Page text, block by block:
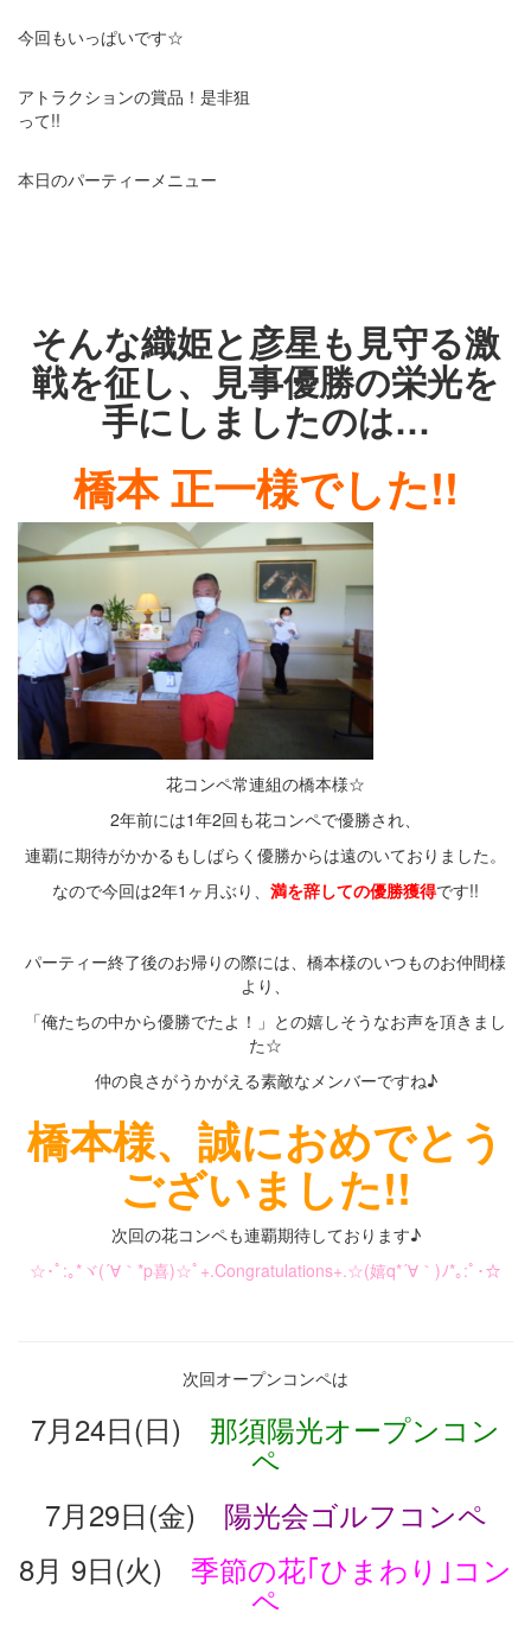
今回もいっぱいです☆
アトラクションの賞品！是非狙
って!!
本日のパーティーメニュー
そんな織姫と彦星も見守る激
戦を征し、見事優勝の栄光を
手にしましたのは…
橋本 正一様でした!!
花コンペ常連組の橋本様☆
2年前には1年2回も花コンペで優勝され、
連覇に期待がかかるもしばらく優勝からは遠のいておりました。
なので今回は2年1ヶ月ぶり、 満を辞しての優勝獲得です!!
パーティー終了後のお帰りの際には、橋本様のいつものお仲間様
より、
「俺たちの中から優勝でたよ！」との嬉しそうなお声を頂きまし
た☆
仲の良さがうかがえる素敵なメンバーですね♪
橋本様、誠におめでとう
ございました!!
次回の花コンペも連覇期待しております♪
☆･ﾟ:｡*ヾ(´∀｀*p喜)☆ﾟ+.Congratulations+.☆(嬉q*´∀｀)ﾉ*｡:ﾟ･☆
次回オープンコンペは
7月24日(日) 那須陽光オープンコン
ペ
7月29日(金) 陽光会ゴルフコンペ
8月 9日(火) 季節の花｢ひまわり｣コン
ペ